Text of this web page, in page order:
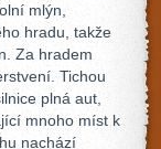
mlýn,
hradu, takže
Za hradem
Tichou
plná aut,
mnoho míst k
nachází